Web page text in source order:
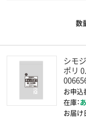
数
シモ
ポリ
お申込
在庫：
お届け